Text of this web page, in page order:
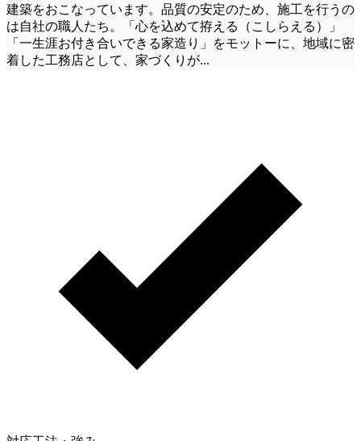
建築をおこなっています。品質の安定のため、施工を行うの
は自社の職人たち。「心を込めて拵える（こしらえる）」
「一生涯お付き合いできる家造り」をモットーに、地域に密
着した工務店として、家づくりが...